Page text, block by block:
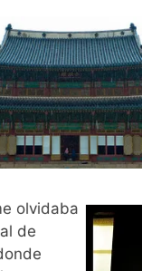
olvidaba
de